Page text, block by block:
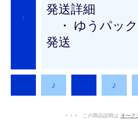
発送詳細
・ ゆうパッ
発送
♪
♪ ♪
+ + + この商品説明は オーク